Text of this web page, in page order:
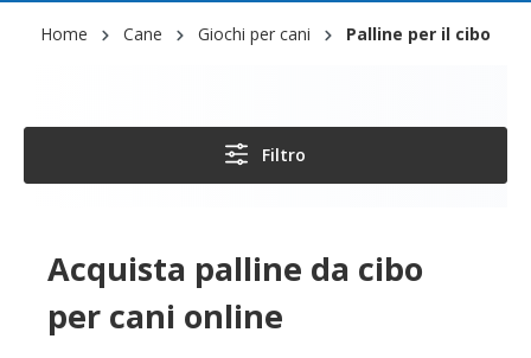
Home Cane Giochi per cani Palline per il cibo
Filtro
Acquista palline da cibo
per cani online